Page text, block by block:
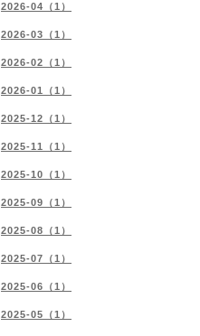
2026-04（1）
2026-03（1）
2026-02（1）
2026-01（1）
2025-12（1）
2025-11（1）
2025-10（1）
2025-09（1）
2025-08（1）
2025-07（1）
2025-06（1）
2025-05（1）